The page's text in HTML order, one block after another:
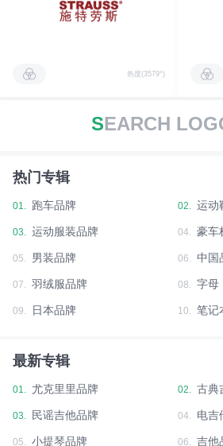
热度(3579°)
SEARCH
热门专辑
01. 跑车品牌 02. 运动
03. 运动服装品牌 04. 豪车
05. 男装品牌 06. 中国
07. 羽绒服品牌 08. 字母
09. 日本品牌 10. 笔记
最新专辑
01. 尤克里里品牌 02. 古典
03. 民谣吉他品牌 04. 电吉
05. 小提琴品牌 06. 吉他